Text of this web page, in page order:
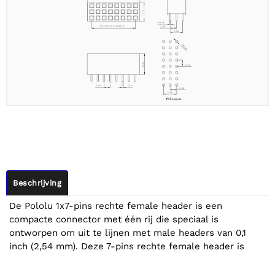
Beschrijving
De Pololu 1x7-pins rechte female header is een
compacte connector met één rij die speciaal is
ontworpen om uit te lijnen met male headers van 0,1
inch (2,54 mm). Deze 7-pins rechte female header is